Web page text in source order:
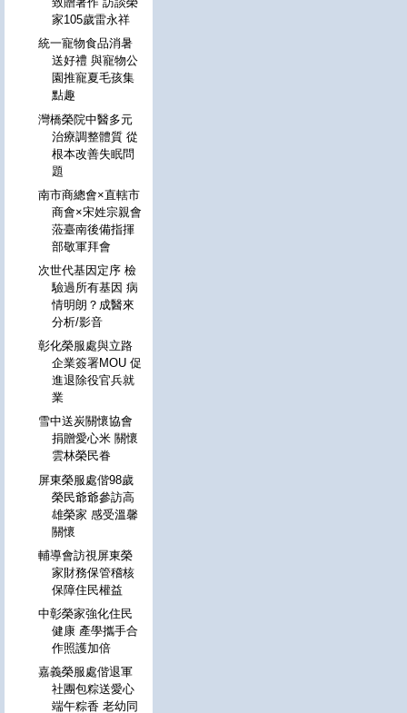
家105歲雷永祥
統一寵物食品消暑
送好禮 與寵物公
園推寵夏毛孩集
點趣
灣橋榮院中醫多元
治療調整體質 從
根本改善失眠問
題
南市商總會×直轄市
商會×宋姓宗親會
蒞臺南後備指揮
部敬軍拜會
次世代基因定序 檢
驗過所有基因 病
情明朗？成醫來
分析/影音
彰化榮服處與立路
企業簽署MOU 促
進退除役官兵就
業
雪中送炭關懷協會
捐贈愛心米 關懷
雲林榮民眷
屏東榮服處偕98歲
榮民爺爺參訪高
雄榮家 感受溫馨
關懷
輔導會訪視屏東榮
家財務保管稽核
保障住民權益
中彰榮家強化住民
健康 產學攜手合
作照護加倍
嘉義榮服處偕退軍
社團包粽送愛心
端午粽香 老幼同